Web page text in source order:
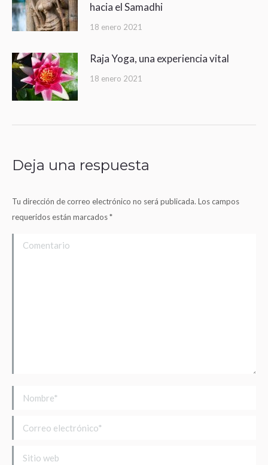
hacia el Samadhi
18 enero 2021
Raja Yoga, una experiencia vital
18 enero 2021
Deja una respuesta
Tu dirección de correo electrónico no será publicada. Los campos
requeridos están marcados*
Comentario
Nombre *
Correo electrónico *
Sitio web